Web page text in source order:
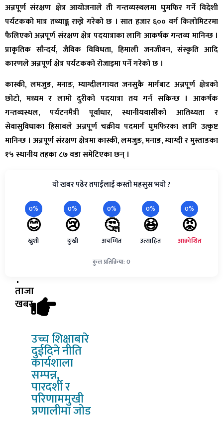
अन्नपूर्ण संरक्षण क्षेत्र आयोजनाले ती गन्तव्यस्थलमा घुमफिर गर्ने विदेशी
पर्यटकको मात्र तथ्याङ्क राख्ने गरेको छ । सात हजार ६०० वर्ग किलोमिटरमा
फैलिएको अन्नपूर्ण संरक्षण क्षेत्र पदयात्राका लागि आकर्षक गन्तव्य मानिन्छ ।
प्राकृतिक सौन्दर्य, जैविक विविधता, हिमाली जनजीवन, संस्कृति आदि
कारणले अन्नपूर्ण क्षेत्र पर्यटकको रोजाइमा पर्ने गरेको छ ।
कास्की, लमजुङ, मनाङ, म्याग्दीलगायत जनसुकै मार्गबाट अन्नपूर्ण क्षेत्रको
छोटो, मध्यम र लामो दुरीको पदयात्रा तय गर्न सकिन्छ । आकर्षक
गन्तव्यस्थल, पर्यटनमैत्री पूर्वाधार, स्थानीयवासीको आतिथ्यता र
सेवासुविधाका हिसाबले अन्नपूर्ण चक्रीय पदमार्ग घुमफिरका लागि उत्कृष्ट
मानिन्छ । अन्नपूर्ण संरक्षण क्षेत्रमा कास्की, लमजुङ, मनाङ, म्याग्दी र मुस्ताङका
१५ स्थानीय तहका ८७ वडा समेटिएका छन् ।
यो खबर पढेर तपाईंलाई कस्तो महसुस भयो ?
0%
😊
खुशी
0%
😢
दुःखी
0%
🤔
अचम्मित
0%
😆
उत्साहित
0%
😡
आक्रोशित
कुल प्रतिक्रिया: 0
ताजा
खबर
उच्चशिक्षाबारे
दुईदिने नीति
कार्यशाला
सम्पन्न,
पारदर्शी र
परिणाममुखी
प्रणालीमा जोड